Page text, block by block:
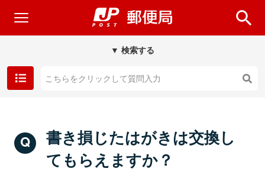
▼ 検索する
書き損じたはがきは交換し
てもらえますか？